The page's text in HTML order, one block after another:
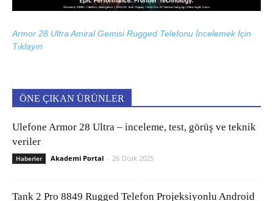
Armor 28 Ultra Amiral Gemisi Rugged Telefonu İncelemek İçin
Tıklayın
ÖNE ÇIKAN ÜRÜNLER
Ulefone Armor 28 Ultra – inceleme, test, görüş ve teknik
veriler
Haberler Akademi Portal - 26 Ocak 2025
Tank 2 Pro 8849 Rugged Telefon Projeksiyonlu Android